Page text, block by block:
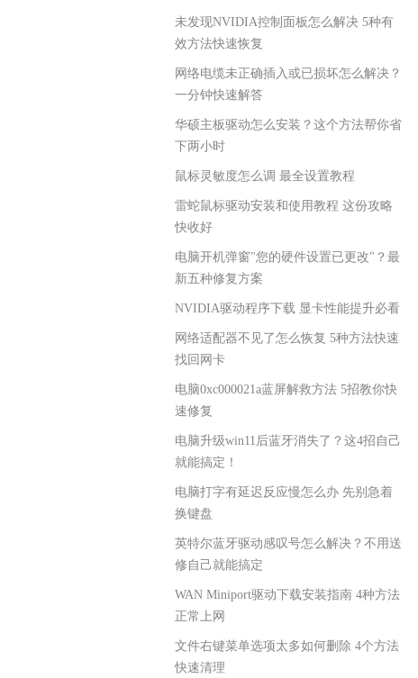
未发现NVIDIA控制面板怎么解决 5种有
效方法快速恢复
网络电缆未正确插入或已损坏怎么解决？
一分钟快速解答
华硕主板驱动怎么安装？这个方法帮你省
下两小时
鼠标灵敏度怎么调 最全设置教程
雷蛇鼠标驱动安装和使用教程 这份攻略
快收好
电脑开机弹窗"您的硬件设置已更改"？最
新五种修复方案
NVIDIA驱动程序下载 显卡性能提升必看
网络适配器不见了怎么恢复 5种方法快速
找回网卡
电脑0xc000021a蓝屏解救方法 5招教你快
速修复
电脑升级win11后蓝牙消失了？这4招自己
就能搞定！
电脑打字有延迟反应慢怎么办 先别急着
换键盘
英特尔蓝牙驱动感叹号怎么解决？不用送
修自己就能搞定
WAN Miniport驱动下载安装指南 4种方法
正常上网
文件右键菜单选项太多如何删除 4个方法
快速清理